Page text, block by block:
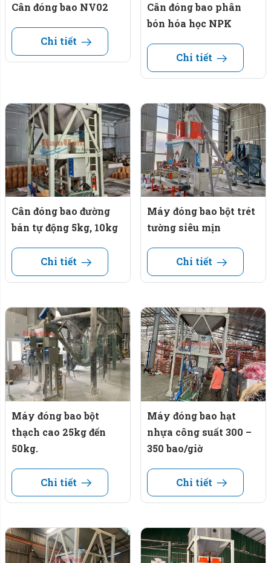
Cân đóng bao NV02
Chi tiết
Cân đóng bao phân
bón hóa học NPK
Chi tiết
Cân đóng bao đường
bán tự động 5kg, 10kg
Chi tiết
Máy đóng bao bột trét
tường siêu mịn
Chi tiết
Máy đóng bao bột
thạch cao 25kg đến
50kg.
Chi tiết
Máy đóng bao hạt
nhựa công suất 300 –
350 bao/giờ
Chi tiết